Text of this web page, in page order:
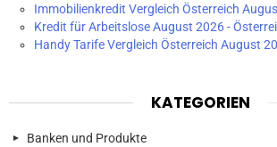
Immobilienkredit Vergleich Österreich
Kredit für Arbeitslose August 2026 -
Handy Tarife Vergleich Österreich August
KATEGORIEN
Banken und Produkte